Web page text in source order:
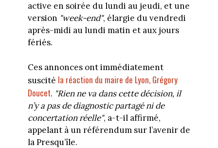
active en soirée du lundi au jeudi, et une
version "week-end", élargie du vendredi
après-midi au lundi matin et aux jours
fériés.
Ces annonces ont immédiatement
suscité la réaction du maire de Lyon, Grégory
Doucet. "Rien ne va dans cette décision, il
n’y a pas de diagnostic partagé ni de
concertation réelle", a-t-il affirmé,
appelant à un référendum sur l’avenir de
la Presqu’île.